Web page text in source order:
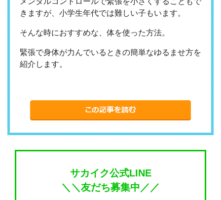
きますが、小学生年代では難しい子もいます。
そんな時におすすめな、体を使った方法。
緊張で身体が力んでいるときの簡単なゆるませ方を
紹介します。
サカイク公式LINE
＼＼友だち募集中／／